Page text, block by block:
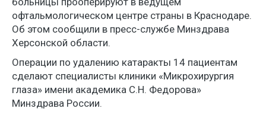
офтальмологическом центре страны в Краснодаре.
Об этом сообщили в пресс-службе Минздрава
Херсонской области.
Операции по удалению катаракты 14 пациентам
сделают специалисты клиники «Микрохирургия
глаза» имени академика С.Н. Федорова»
Минздрава России.